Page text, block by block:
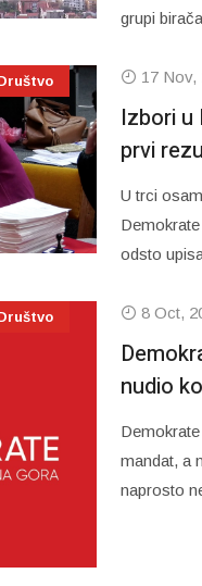
grupi
17 Nov,
Izbori u
prvi
U trci
odsto
8 Oct,
nudio
mandat, a
naprosto